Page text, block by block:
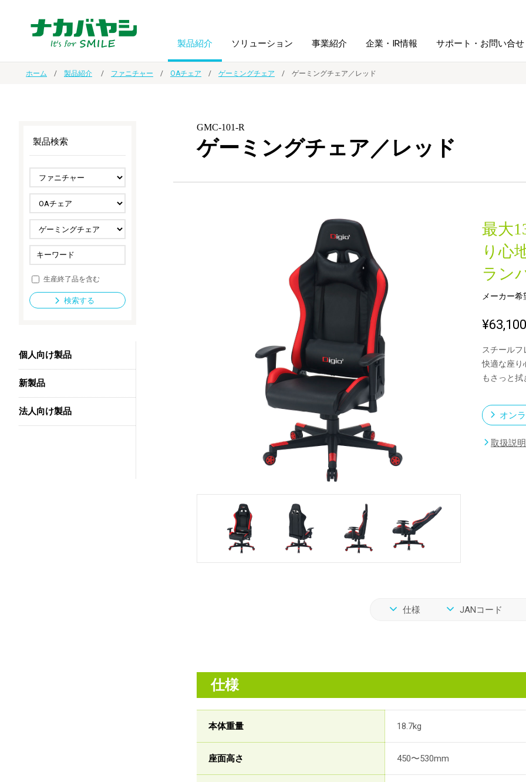
製品紹介
ノート・紙製品
ファイル・
ホルダー用品
スマートフォン・
タブレット関連
防災・
セキュリティ用品
法人向け製品
ソリューション
オーダー手帳・ノベルティ制作 学校ソリューション
ドキュメントスキャニングサービス
導入事例
事業紹介 企業・IR情報
IR情報 沿革
サステナビリティ
サポート・お問い合せ
ホーム 製品紹介 ファニチャー OAチェア ゲーミングチェア ゲーミングチェア／レッド
GMC-101-R
ゲーミングチェア／レッド
最大
り心
ラン
メーカー
¥63,100
スチール
快適な座り
もさっと
オン
取扱説
仕様 JANコード
仕様
本体重量 18.7kg
座面高さ 450〜530mm
製品検索
生産終了品を含む
検索する
個人向け製品
新製品
法人向け製品